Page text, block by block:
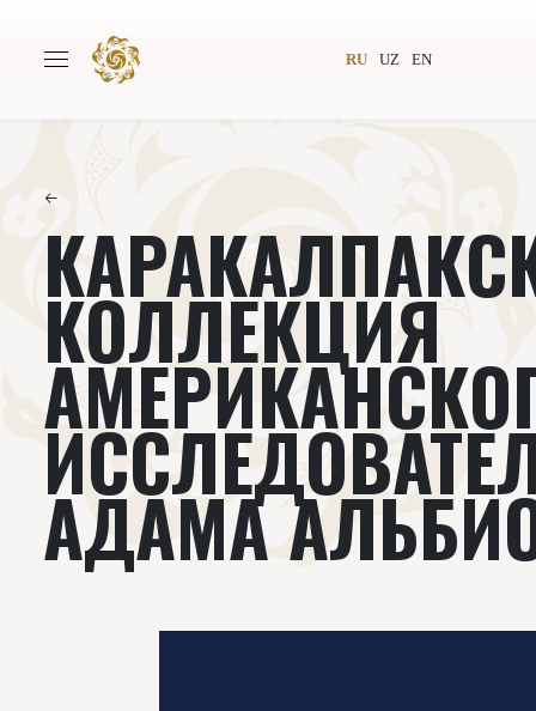
RU UZ EN
Авторы Всемирное общество
Издательство Новости
Проекты Подкасты
Книги Видеолекторий
←
КОЛЛЕКЦИЯ
АДАМА